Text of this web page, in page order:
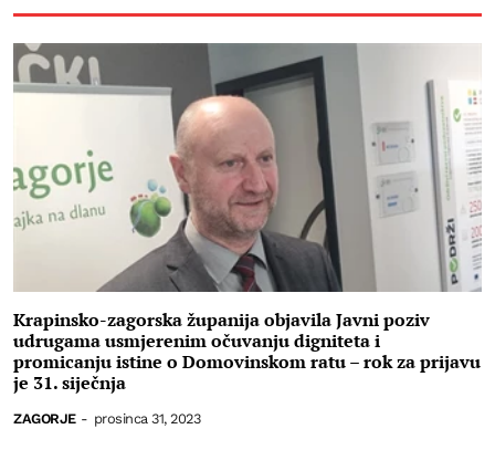
Krapinsko-zagorska županija objavila Javni poziv
udrugama usmjerenim očuvanju digniteta i
promicanju istine o Domovinskom ratu – rok za prijavu
je 31. siječnja
ZAGORJE - prosinca 31, 2023